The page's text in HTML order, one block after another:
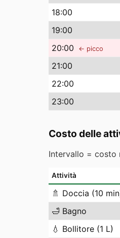
18:00
19:00
20:00 ← picco
21:00
22:00
23:00
Costo delle
Intervallo = costo
Attività
🚿 Doccia (10
🛁 Bagno
💧 Bollitore (1 L)